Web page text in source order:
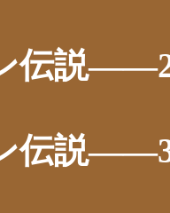
伝説
伝説